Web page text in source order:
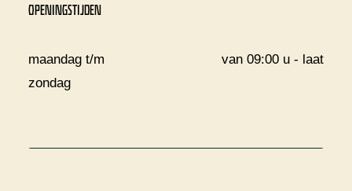
OPENINGSTIJDEN
maandag t/m
zondag
van 09:00 u - laat